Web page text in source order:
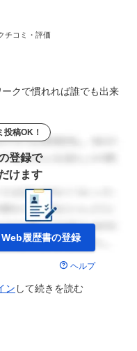
チコミ・評価
クで慣れれば誰でも出来
投稿OK！
登録で
けます
Web履歴書の登録
ヘルプ
ン して続きを読む